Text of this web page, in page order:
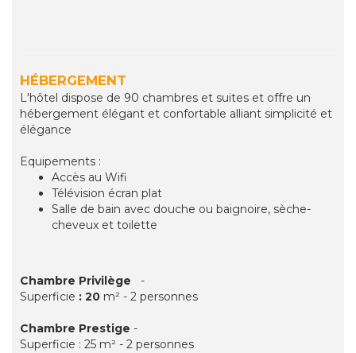
HÉBERGEMENT
L'hôtel dispose de 90 chambres et suites et offre un
hébergement élégant et confortable alliant simplicité et
élégance
Equipements :
Accès au Wifi
Télévision écran plat
Salle de bain avec douche ou baignoire, sèche-
cheveux et toilette
Chambre Privilège -
Superficie : 20 m² - 2 personnes
Chambre Prestige -
Superficie : 25 m² - 2 personnes